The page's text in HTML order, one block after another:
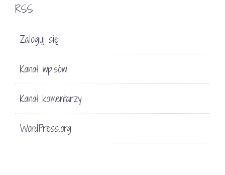
RSS
Zaloguj się
Kanał wpisów
Kanał komentarzy
WordPress.org